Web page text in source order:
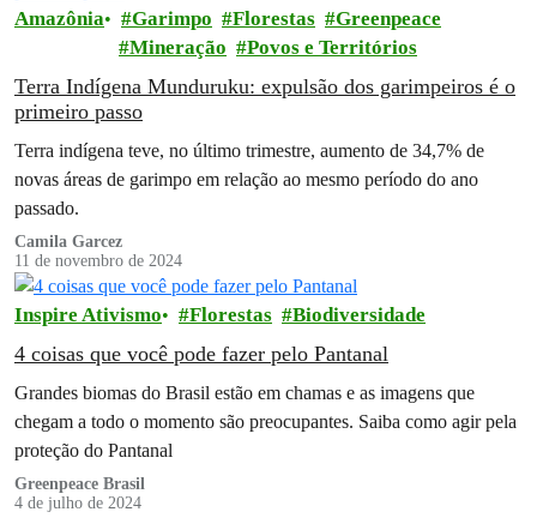
Amazônia Garimpo Florestas
Greenpeace
Mineração
Povos e Territórios
Terra Indígena Munduruku: expulsão dos garimpeiros é o
primeiro passo
Terra indígena teve, no último trimestre, aumento de 34,7% de
novas áreas de garimpo em relação ao mesmo período do ano
passado.
Camila Garcez
11 de novembro de 2024
Inspire Ativismo Florestas Biodiversidade
4 coisas que você pode fazer pelo Pantanal
Grandes biomas do Brasil estão em chamas e as imagens que
chegam a todo o momento são preocupantes. Saiba como agir pela
proteção do Pantanal
Greenpeace Brasil
4 de julho de 2024